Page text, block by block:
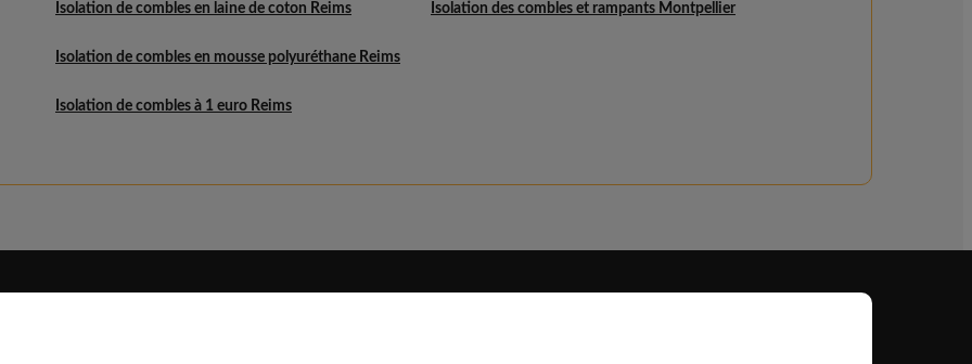
Isolation de combles en laine de coton Reims
Isolation de combles en mousse polyuréthane Reims
Isolation de combles à 1 euro Reims
Isolation des combles et rampants Montpellier